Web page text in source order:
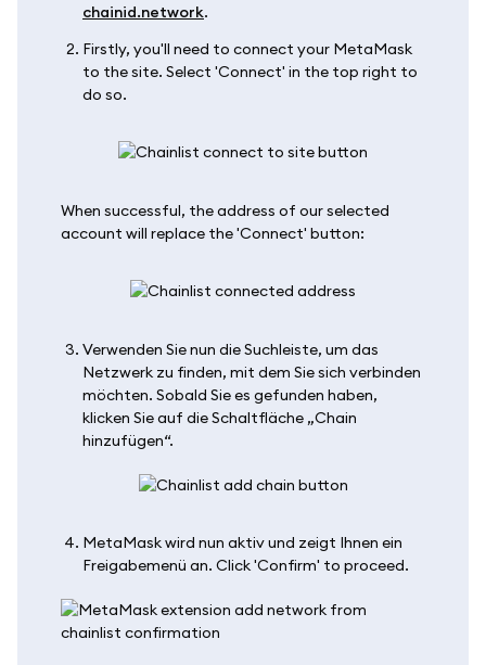
chainid.network.
Firstly, you'll need to connect your MetaMask
to the site. Select 'Connect' in the top right to
do so.
When successful, the address of our selected
account will replace the 'Connect' button:
Verwenden Sie nun die Suchleiste, um das
Netzwerk zu finden, mit dem Sie sich verbinden
möchten. Sobald Sie es gefunden haben,
klicken Sie auf die Schaltfläche „Chain
hinzufügen“.
MetaMask wird nun aktiv und zeigt Ihnen ein
Freigabemenü an. Click 'Confirm' to proceed.